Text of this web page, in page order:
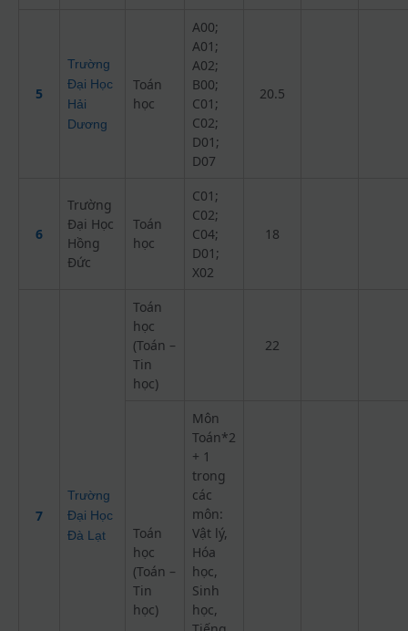
5
Trường
Đại Học
Hải
Dương
Toán
học
A00;
A01;
A02;
B00;
C01;
C02;
D01;
D07
20.5
6
Trường
Đại Học
Hồng
Đức
Toán
học
C01;
C02;
C04;
D01;
X02
18
7
Trường
Đại Học
Đà Lạt
Toán
học
(Toán –
Tin
học)
22
Toán
học
(Toán –
Tin
học)
Môn
Toán*2
+ 1
trong
các
môn:
Vật lý,
Hóa
học,
Sinh
học,